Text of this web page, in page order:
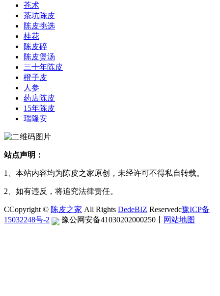
苍术
茶坑陈皮
陈皮挑选
桂花
陈皮碎
陈皮煲汤
三十年陈皮
橙子皮
人参
药店陈皮
15年陈皮
瑞隆安
站点声明：
1、本站内容均为陈皮之家原创，未经许可不得私自转载。
2、如有违反，将追究法律责任。
CCopyright © 陈皮之家 All Rights DedeBIZ Reservedc豫ICP备
15032248号-2
豫公网安备41030202000250 网站地图